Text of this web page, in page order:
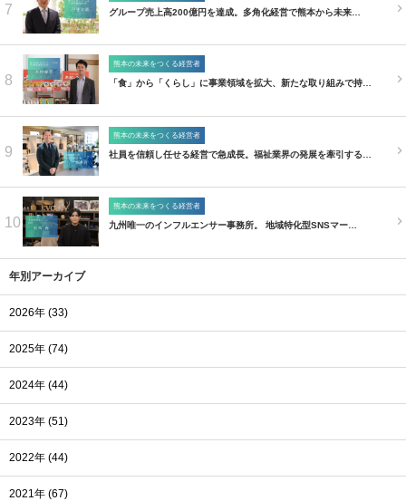
7 グループ売上高200億円を達成。多角化経営で熊本から未来…
8
熊本の未来をつくる経営者
「食」から「くらし」に事業領域を拡大、新たな取り組みで持…
9
熊本の未来をつくる経営者
社員を信頼し任せる経営で急成長。福祉業界の発展を牽引する…
10
熊本の未来をつくる経営者
九州唯一のインフルエンサー事務所。 地域特化型SNSマー…
年別アーカイブ
2026年 (33)
2025年 (74)
2024年 (44)
2023年 (51)
2022年 (44)
2021年 (67)